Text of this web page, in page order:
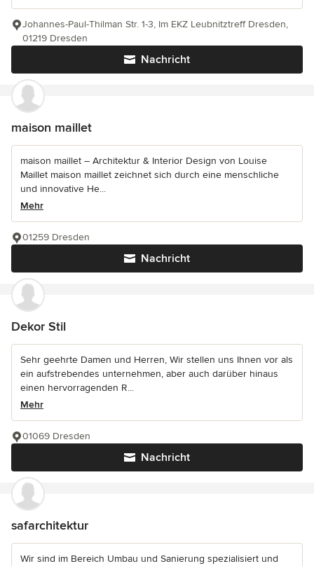
Nachricht
Johannes-Paul-Thilman Str. 1-3, Im EKZ Leubnitztreff Dresden,
01219 Dresden
maison maillet
maison maillet – Architektur & Interior Design von Louise
Maillet maison maillet zeichnet sich durch eine menschliche
und innovative He...
Mehr
Nachricht
01259 Dresden
Dekor Stil
Sehr geehrte Damen und Herren, Wir stellen uns Ihnen vor als
ein aufstrebendes unternehmen, aber auch darüber hinaus
einen hervorragenden R...
Mehr
Nachricht
01069 Dresden
safarchitektur
Wir sind im Bereich Umbau und Sanierung spezialisiert und